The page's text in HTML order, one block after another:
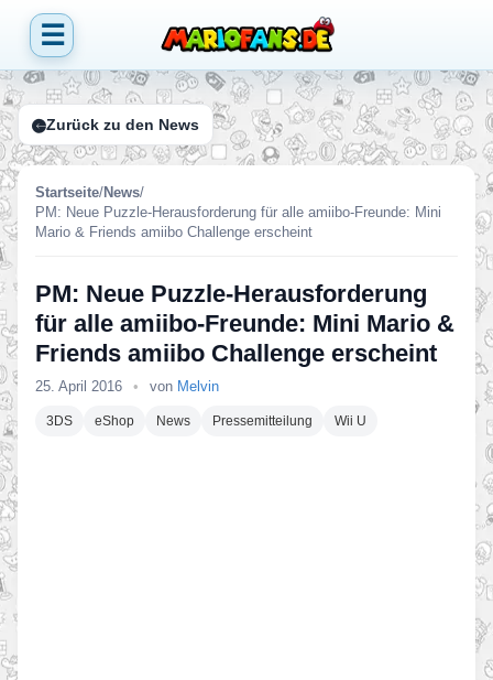
☰
Zurück zu den News
Startseite/News/
PM: Neue Puzzle-Herausforderung für alle amiibo-Freunde: Mini
Mario & Friends amiibo Challenge erscheint
PM: Neue Puzzle-Herausforderung
für alle amiibo-Freunde: Mini Mario &
Friends amiibo Challenge erscheint
25. April 2016 • von Melvin
3DS eShop News Pressemitteilung Wii U